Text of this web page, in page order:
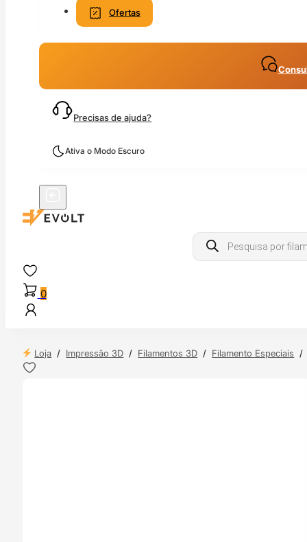
Ofertas
Precisas de ajuda?
Ativa o Modo Escuro
Products
search
0
Loja / Impressão 3D / Filamentos 3D / Filamento Especiais /